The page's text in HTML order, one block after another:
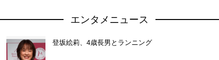
エンタメニュース
登坂絵莉、4歳長男とランニング